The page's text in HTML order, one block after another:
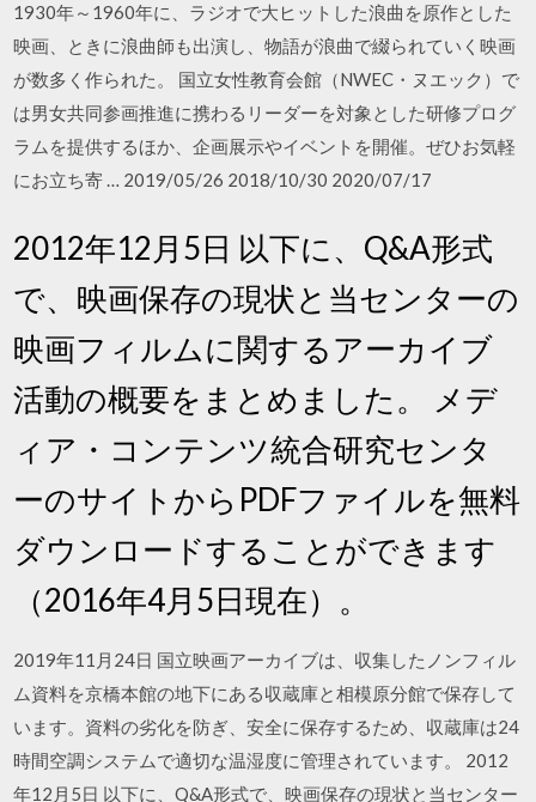
1930年～1960年に、ラジオで大ヒットした浪曲を原作とした
映画、ときに浪曲師も出演し、物語が浪曲で綴られていく映画
が数多く作られた。 国立女性教育会館（NWEC・ヌエック）で
は男女共同参画推進に携わるリーダーを対象とした研修プログ
ラムを提供するほか、企画展示やイベントを開催。ぜひお気軽
にお立ち寄 … 2019/05/26 2018/10/30 2020/07/17
2012年12月5日 以下に、Q&A形式
で、映画保存の現状と当センターの
映画フィルムに関するアーカイブ
活動の概要をまとめました。 メデ
ィア・コンテンツ統合研究センタ
ーのサイトからPDFファイルを無料
ダウンロードすることができます
（2016年4月5日現在）。
2019年11月24日 国立映画アーカイブは、収集したノンフィル
ム資料を京橋本館の地下にある収蔵庫と相模原分館で保存して
います。資料の劣化を防ぎ、安全に保存するため、収蔵庫は24
時間空調システムで適切な温湿度に管理されています。 2012
年12月5日 以下に、Q&A形式で、映画保存の現状と当センター